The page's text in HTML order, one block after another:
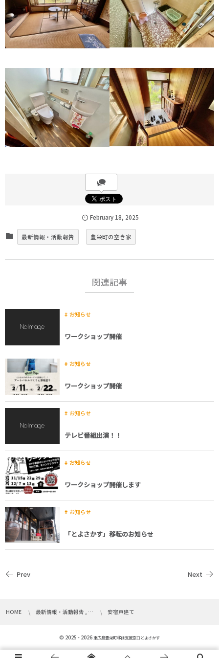
February 18, 2025
最新情報・活動報告 豊栄町の空き家
関連記事
お知らせ
ワークショップ開催
お知らせ
ワークショップ開催
お知らせ
テレビ番組出演！！
お知らせ
ワークショップ開催します
お知らせ
「とよさかす」移転のお知らせ
Prev Next
HOME 最新情報・活動報告 , … 安宿戸建て
© 2025 - 2026 東広島豊栄町移住支援窓口とよさかす